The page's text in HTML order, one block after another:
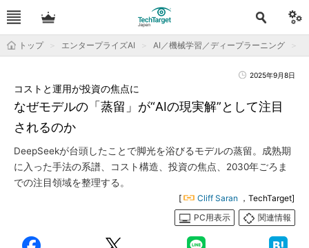
トップ エンタープライズAI AI／機械学習／ディープラーニング
2025年9月8日
なぜモデルの「蒸留」が“AIの現実解”として注目
されるのか
コストと運用が投資の焦点に
DeepSeekが台頭したことで脚光を浴びるモデルの蒸留。成熟期
に入った手法の系譜、コスト構造、投資の焦点、2030年ごろま
での注目領域を整理する。
[ Cliff Saran ，TechTarget]
PC用表示
関連情報